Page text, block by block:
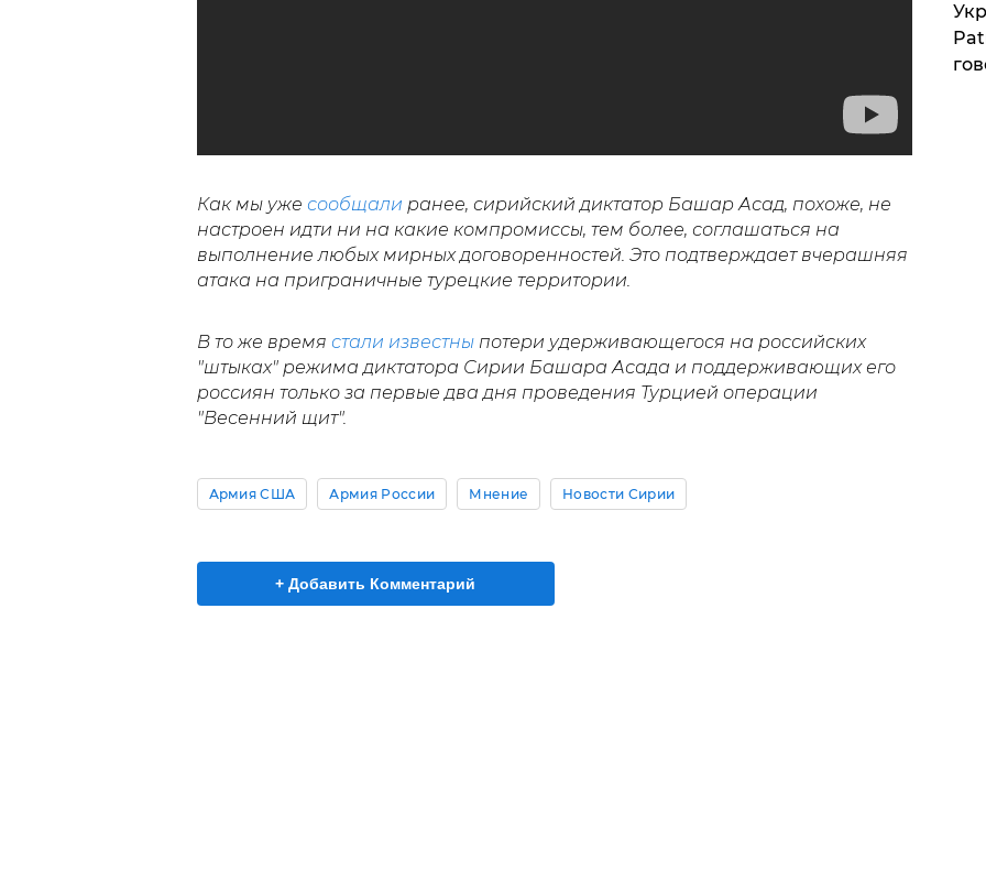
Как мы уже сообщали ранее, сирийский диктатор Башар Асад, похоже, не
настроен идти ни на какие компромиссы, тем более, соглашаться на
выполнение любых мирных договоренностей. Это подтверждает вчерашняя
атака на приграничные турецкие территории.
В то же время стали известныпотери удерживающегося на российских
"штыках" режима диктатора Сирии Башара Асада и поддерживающих его
россиян только за первые два дня проведения Турцией операции
"Весенний щит".
Армия США Армия России Мнение Новости Сирии
+ Добавить Комментарий